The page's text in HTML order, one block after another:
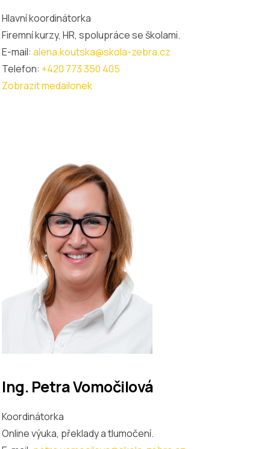
Hlavní koordinátorka
Firemní kurzy, HR, spolupráce se školami.
E-mail: alena.koutska@skola-zebra.cz
Telefon: +420 773 350 405
Zobrazit medailonek
Ing. Petra Vomočilová
Koordinátorka
Online výuka, překlady a tlumočení.